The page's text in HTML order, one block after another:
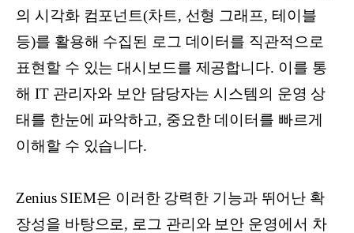
의 시각화 컴포넌트(차트, 선형 그래프, 테이블
등)를 활용해 수집된 로그 데이터를 직관적으로
표현할 수 있는 대시보드를 제공합니다. 이를 통
해 IT 관리자와 보안 담당자는 시스템의 운영 상
태를 한눈에 파악하고, 중요한 데이터를 빠르게
이해할 수 있습니다.
Zenius SIEM은 이러한 강력한 기능과 뛰어난 확
장성을 바탕으로, 로그 관리와 보안 운영에서 차